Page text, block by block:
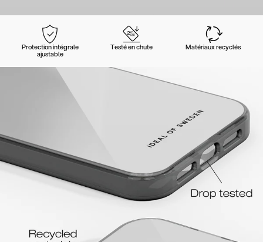
Protection intégrale
ajustable
Testé en chute Matériaux recyclés